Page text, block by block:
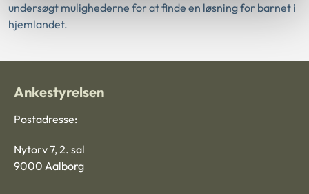
undersøgt mulighederne for at finde en løsning for barnet i
hjemlandet.
Ankestyrelsen
Postadresse:
Nytorv 7, 2. sal
9000 Aalborg